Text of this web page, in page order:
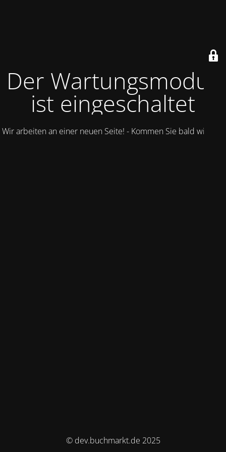
Der Wartungsmodus
ist eingeschaltet
Wir arbeiten an einer neuen Seite! - Kommen Sie bald wieder.
© dev.buchmarkt.de 2025